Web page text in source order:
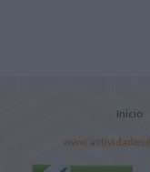
Inicio